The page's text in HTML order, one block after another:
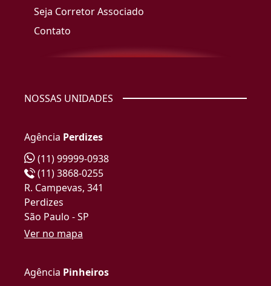
Seja Corretor Associado
Contato
NOSSAS UNIDADES
Agência Perdizes
(11) 99999-0938
(11) 3868-0255
R. Campevas, 341
Perdizes
São Paulo - SP
Ver no mapa
Agência Pinheiros